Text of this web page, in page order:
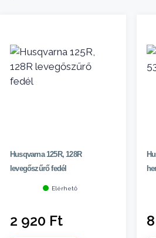
Husqvarna 125R, 128R
levegőszűrő fedél
Elérhető
2 920 Ft